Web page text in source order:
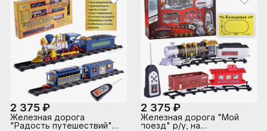
2 375 ₽
Железная дорога
"Радость путешествий"
2 375 ₽
Железная дорога "Мой
поезд" р/у, на